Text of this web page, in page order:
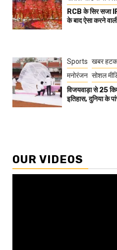
RCB के सिर सजा
के बाद ऐसा करने
Sports खबर
मनोरंजन सोशल
विजयवाड़ा से 25
इतिहास, दुनिया के
OUR VIDEOS